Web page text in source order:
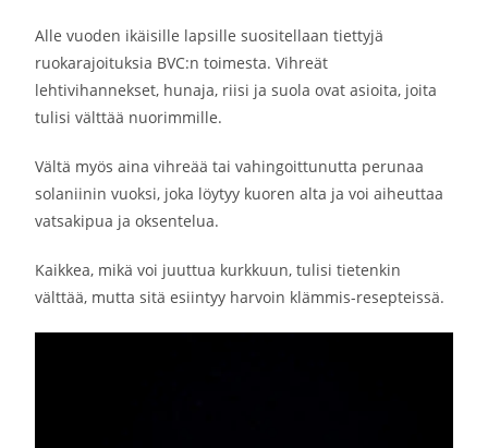
Alle vuoden ikäisille lapsille suositellaan tiettyjä
ruokarajoituksia BVC:n toimesta. Vihreät
lehtivihannekset, hunaja, riisi ja suola ovat asioita, joita
tulisi välttää nuorimmille.
Vältä myös aina vihreää tai vahingoittunutta perunaa
solaniinin vuoksi, joka löytyy kuoren alta ja voi aiheuttaa
vatsakipua ja oksentelua.
Kaikkea, mikä voi juuttua kurkkuun, tulisi tietenkin
välttää, mutta sitä esiintyy harvoin klämmis-resepteissä.